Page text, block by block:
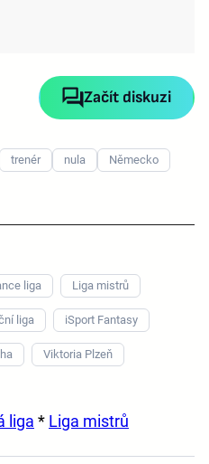
Začít diskuzi
trenér nula
Německo
liga Liga mistrů
liga iSport Fantasy
Viktoria Plzeň
liga * Liga mistrů